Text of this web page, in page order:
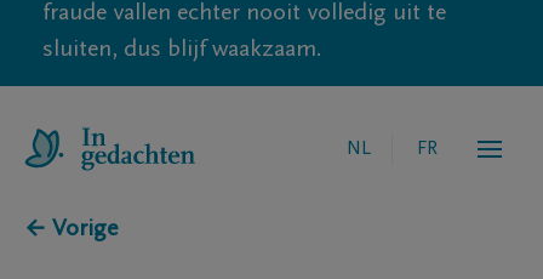
fraude vallen echter nooit volledig uit te
sluiten, dus blijf waakzaam.
NL FR
← Vorige